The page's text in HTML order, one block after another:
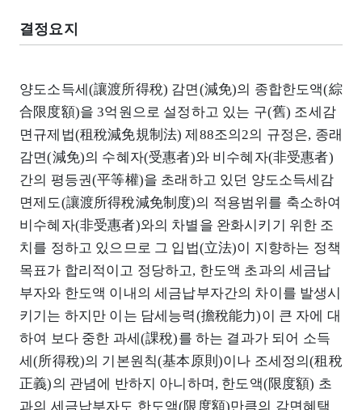
결정요지
양도소득세(讓渡所得稅) 감면(減免)의 종합한도액(綜
合限度額)을 3억원으로 설정하고 있는 구(舊) 조세감
면규제법(租稅減免規制法) 제88조의2의 규정은, 종래
감면(減免)의 수혜자(受惠者)와 비수혜자(非受惠者)
간의 평등권(平等權)을 초래하고 있던 양도소득세감
면제도(讓渡所得稅減免制度)의 적용범위를 축소하여
비수혜자(非受惠者)와의 차별을 완화시키기 위한 조
치를 정하고 있으므로 그 입법(立法)이 지향하는 정책
목표가 합리적이고 정당하고, 한도액 초과의 세금납
부자와 한도액 이내의 세금납부자간의 차이를 발생시
키기는 하지만 이는 담세능력(擔稅能力)이 큰 자에 대
하여 보다 중한 과세(課稅)를 하는 결과가 되어 소득
세(所得稅)의 기본원칙(基本原則)이나 조세정의(租稅
正義)의 관념에 반하지 아니하며, 한도액(限度額) 초
과의 세금납부자도 한도액(限度額)만큼의 감면혜택